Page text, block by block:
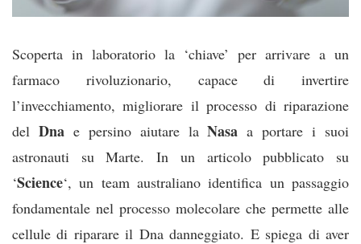
Scoperta in laboratorio la ‘chiave’ per arrivare a un
farmaco rivoluzionario, capace di invertire
l’invecchiamento, migliorare il processo di riparazione
del Dnae persino aiutare laNasa a portare i suoi
astronauti su Marte. In un articolo pubblicato su
‘Science‘, un team australiano identifica un passaggio
fondamentale nel processo molecolare che permette alle
cellule di riparare il Dna danneggiato. E spiega di aver